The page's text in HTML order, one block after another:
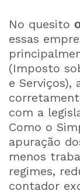
No quesito
essas
(Imposto
e
com a
Como o
apuração
menos
regimes,
contador